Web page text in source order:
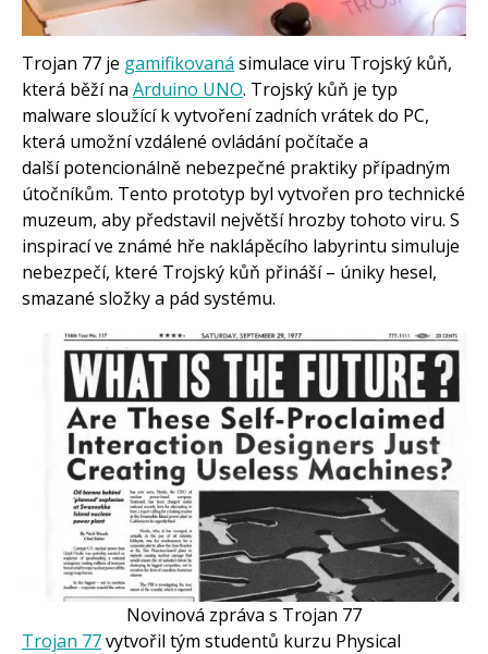
Arduino roboti
Tinylab
Makeblock
Micro:bit
Videa
Koupit
Trojan 77 je gamifikovaná simulace viru Trojský kůň,
která běží na Arduino UNO. Trojský kůň je typ
malware sloužící k vytvoření zadních vrátek do PC,
která umožní vzdálené ovládání počítače a
další potencionálně nebezpečné praktiky případným
útočníkům. Tento prototyp byl vytvořen pro technické
muzeum, aby představil největší hrozby tohoto viru. S
inspirací ve známé hře naklápěcího labyrintu simuluje
nebezpečí, které Trojský kůň přináší – úniky hesel,
smazané složky a pád systému.
Novinová zpráva s Trojan 77
Trojan 77vytvořil tým studentů kurzu Physical